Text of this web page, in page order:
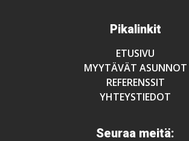
Pikalinkit
ETUSIVU
MYYTÄVÄT ASUNNOT
REFERENSSIT
YHTEYSTIEDOT
Seuraa meitä: